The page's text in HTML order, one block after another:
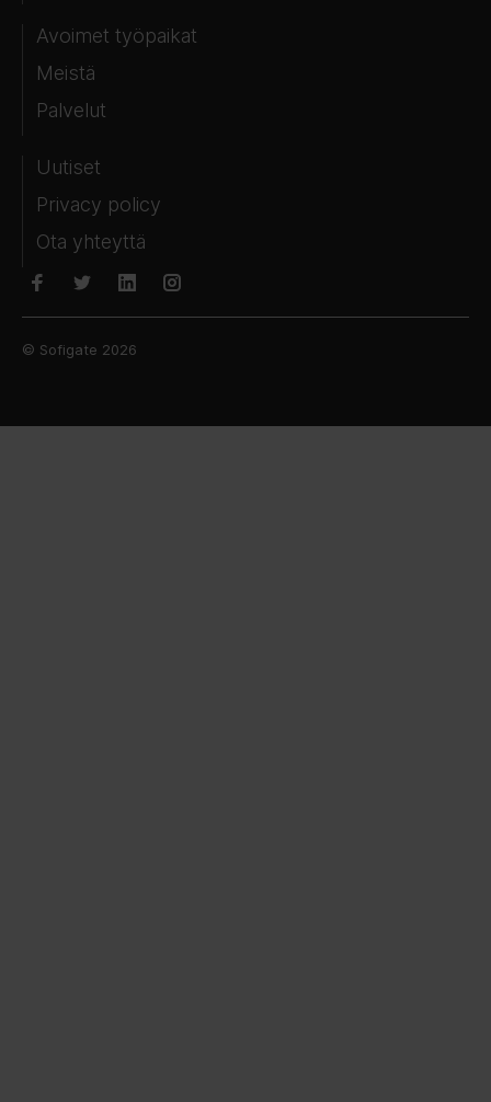
Avoimet työpaikat
Meistä
Palvelut
Uutiset
Privacy policy
Ota yhteyttä
© Sofigate 2026